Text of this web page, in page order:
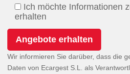
Ich möchte Informationen
erhalten
Wir informieren Sie darüber, dass die
Daten von Ecargest S.L. als